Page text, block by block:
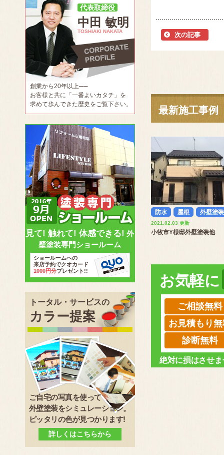
次の記事
最新施工事例
防水 屋根 外壁塗装
2021.02.03 更新
小牧市Y様邸外壁塗装他
お気軽に
ご相談無料
お見積もり
診断無料
絶対に損はさせ
代表取締役
中田 敏明
TOSHIAKI NAKATA
創業から20年以上──
お客様と共に「一番よいカタチ」を
求めて歩んできた歴史をご覧下さい。
見て! 触れて! 体感できる! 外
壁塗装専門ショールーム
ショールームへの
来店予約でクオカード
1000円分プレゼント!!
トータル・サービスの
カラー提案
ご自宅の写真を使って
外壁塗装をシミュレーション。
ピッタリの色が見つかります!
詳しくはこちらから